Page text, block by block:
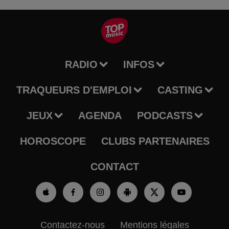
RADIO INFOS
TRAQUEURS D'EMPLOI CASTING
JEUX AGENDA PODCASTS
HOROSCOPE CLUBS PARTENAIRES
CONTACT
Contactez-nous Mentions légales